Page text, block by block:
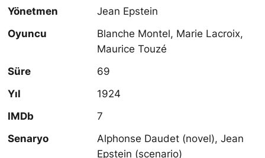
Yönetmen
Jean Epstein
Oyuncu
Blanche Montel, Marie Lacroix,
Maurice Touzé
Süre
69
Yıl
1924
IMDb
7
Senaryo
Alphonse Daudet (novel), Jean
Epstein (scenario)